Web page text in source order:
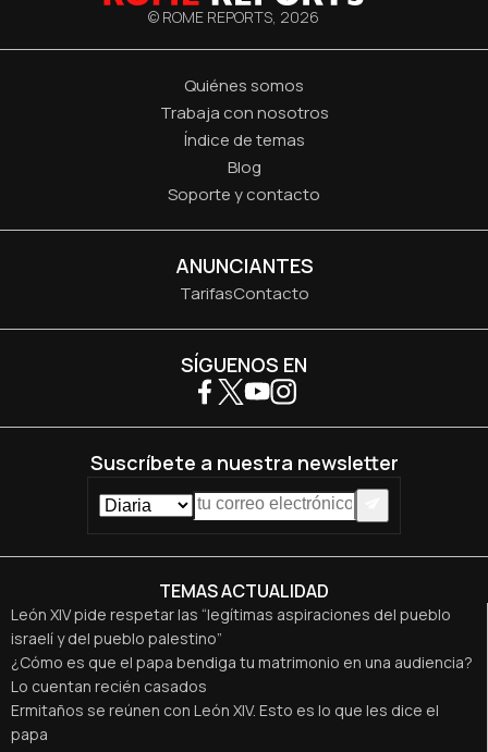
© ROME REPORTS, 2026
Quiénes somos
Trabaja con nosotros
Índice de temas
Blog
Soporte y contacto
ANUNCIANTES
TarifasContacto
TEMAS ACTUALIDAD
León XIV pide respetar las “legítimas aspiraciones del pueblo
israelí y del pueblo palestino”
¿Cómo es que el papa bendiga tu matrimonio en una audiencia?
Lo cuentan recién casados
Ermitaños se reúnen con León XIV. Esto es lo que les dice el
papa
SÍGUENOS EN
Suscríbete a nuestra newsletter